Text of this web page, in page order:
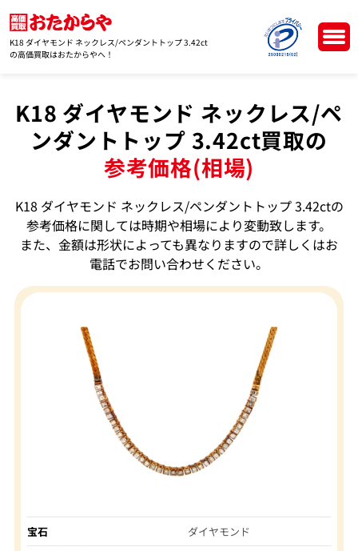
K18 ダイヤモンド ネックレス/ペンダントトップ 3.42ct
の高価買取はおたからやへ！
K18 ダイヤモンド ネックレス/ペ
ンダントトップ 3.42ct買取の
参考価格(相場)
K18 ダイヤモンド ネックレス/ペンダントトップ 3.42ctの
参考価格に関しては時期や相場により変動致します。
また、金額は形状によっても異なりますので詳しくはお
電話でお問い合わせください。
宝石
ダイヤモンド